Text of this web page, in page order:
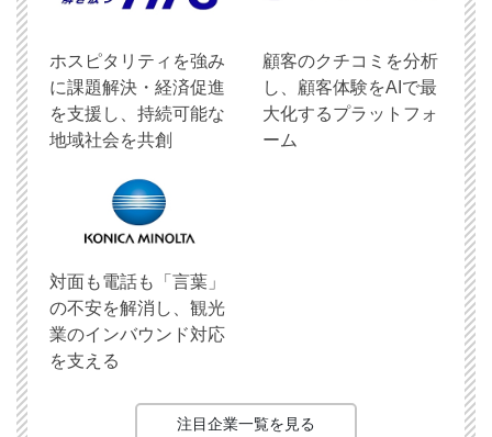
ホスピタリティを強み
に課題解決・経済促進
を支援し、持続可能な
地域社会を共創
顧客のクチコミを分析
し、顧客体験をAIで最
大化するプラットフォ
ーム
対面も電話も「言葉」
の不安を解消し、観光
業のインバウンド対応
を支える
注目企業一覧を見る